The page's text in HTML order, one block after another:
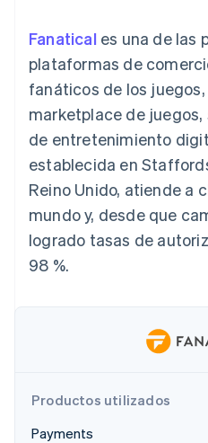
Optimizaciones
Link
Proceso de
acelerado
Data
de
Más
Product roadmap
Ver lo que viene
Radar
Constitución de una startup
SaaS
Por sector
Empresas
Economía
creadores
Hostelería,
fines de
Servicios
Minorista
Ofrecer
consumo
monedas
Aprovisiona
servicios
Recursos
Estado de
Hoja de ruta
producto
Conferencia
Sessions
Empleos
Sala de
Stripe Press
Contacta
Fanatical es una de las
plataformas de
fanáticos de los
marketplace de
de entretenimiento
establecida en
Reino Unido, atiende a
mundo y, desde que
logrado tasas de
98 %.
Productos utilizados
Payments